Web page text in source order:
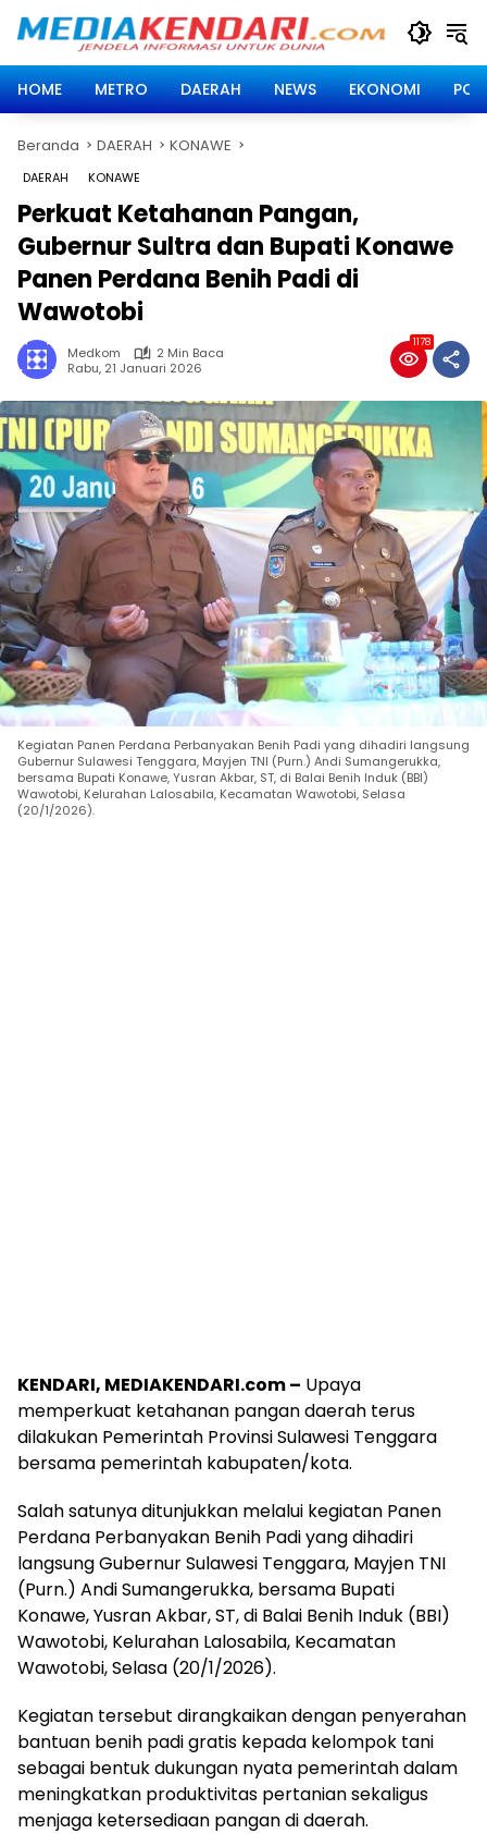
HOME
METRO DAERAH NEWS EKONOMI
Beranda DAERAH KONAWE
DAERAH KONAWE
Perkuat Ketahanan Pangan,
Gubernur Sultra dan Bupati Konawe
Panen Perdana Benih Padi di
Wawotobi
Medkom
2 Min Baca
Rabu, 21 Januari 2026
1178
Kegiatan Panen Perdana Perbanyakan Benih Padi yang dihadiri langsung
Gubernur Sulawesi Tenggara, Mayjen TNI (Purn.) Andi Sumangerukka,
bersama Bupati Konawe, Yusran Akbar, ST, di Balai Benih Induk (BBI)
Wawotobi, Kelurahan Lalosabila, Kecamatan Wawotobi, Selasa
(20/1/2026).
KENDARI, MEDIAKENDARI.com – Upaya
memperkuat ketahanan pangan daerah terus
dilakukan Pemerintah Provinsi Sulawesi Tenggara
bersama pemerintah kabupaten/kota.
Salah satunya ditunjukkan melalui kegiatan Panen
Perdana Perbanyakan Benih Padi yang dihadiri
langsung Gubernur Sulawesi Tenggara, Mayjen TNI
(Purn.) Andi Sumangerukka, bersama Bupati
Konawe, Yusran Akbar, ST, di Balai Benih Induk (BBI)
Wawotobi, Kelurahan Lalosabila, Kecamatan
Wawotobi, Selasa (20/1/2026).
Kegiatan tersebut dirangkaikan dengan penyerahan
bantuan benih padi gratis kepada kelompok tani
sebagai bentuk dukungan nyata pemerintah dalam
meningkatkan produktivitas pertanian sekaligus
menjaga ketersediaan pangan di daerah.